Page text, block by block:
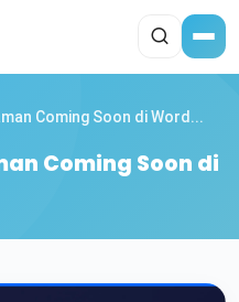
Coming Soon di Word...
Coming Soon di